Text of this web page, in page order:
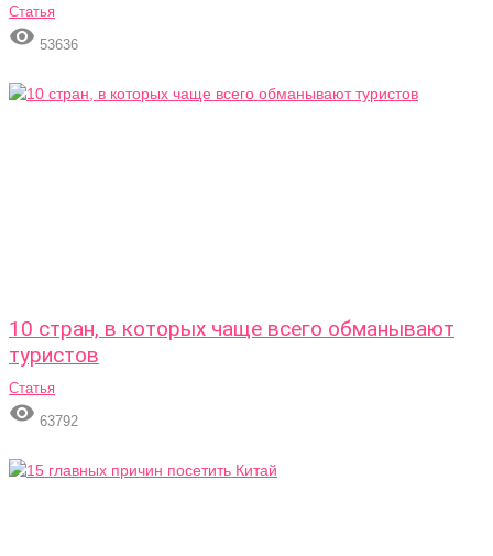
Статья
 53636
10 стран, в которых чаще всего обманывают
туристов
Статья
 63792